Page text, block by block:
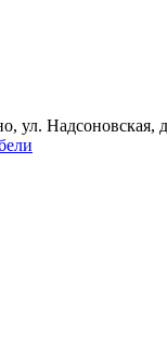
ул. Надсоновская,